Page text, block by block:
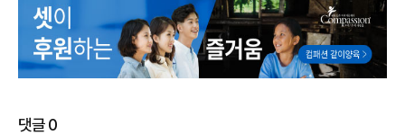
댓글0